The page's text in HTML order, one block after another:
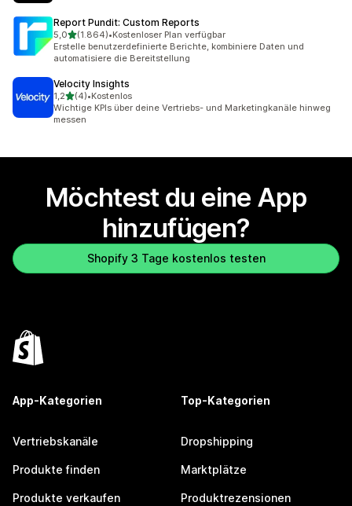
Report Pundit: Custom Reports
5,0von 5 Sternen
(1.864)
1864 Rezensionen insgesamt
•Kostenloser Plan verfügbar
Erstelle benutzerdefinierte Berichte, kombiniere Daten und
automatisiere die Bereitstellung
Velocity Insights
1,2von 5 Sternen
(4)
4 Rezensionen insgesamt
•Kostenlos
Wichtige KPIs über deine Vertriebs- und Marketingkanäle hinweg
messen
Möchtest du eine App
hinzufügen?
Shopify 3 Tage kostenlos testen
App-Kategorien
Vertriebskanäle
Produkte finden
Produkte verkaufen
Top-Kategorien
Dropshipping
Marktplätze
Produktrezensionen